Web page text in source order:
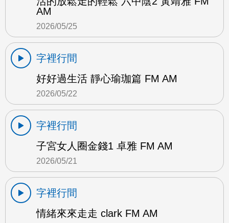
AM
2026/05/25
字裡行間
好好過生活 靜心瑜珈篇 FM AM
2026/05/22
字裡行間
子宮女人圈金錢1 卓雅 FM AM
2026/05/21
字裡行間
情緒來來走走 clark FM AM